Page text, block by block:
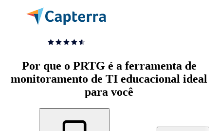
Por que o PRTG é a ferramenta de
monitoramento de TI educacional ideal
para você